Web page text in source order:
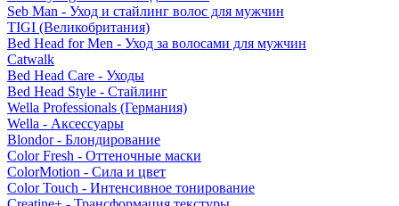
Seb Man - Уход и стайлинг волос для мужчин
TIGI (Великобритания)
Bed Head for Men - Уход за волосами для мужчин
Catwalk
Bed Head Care - Уходы
Bed Head Style - Стайлинг
Wella Professionals (Германия)
Wella - Аксессуары
Blondor - Блондирование
Color Fresh - Оттеночные маски
ColorMotion - Сила и цвет
Color Touch - Интенсивное тонирование